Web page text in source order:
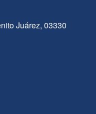
Juárez, 03330